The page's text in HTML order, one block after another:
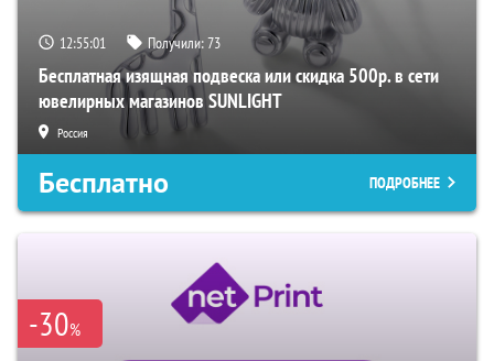
12:55:00 Получили:73
Бесплатная изящная подвеска или скидка 500р. в сети
ювелирных магазинов SUNLIGHT
Россия
Бесплатно ПОДРОБНЕЕ
-30%